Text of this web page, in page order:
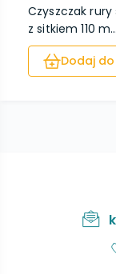
Czyszczak
z sitkiem 110 m...
Dodaj